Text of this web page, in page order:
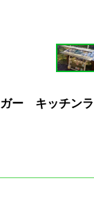
ー キッチ